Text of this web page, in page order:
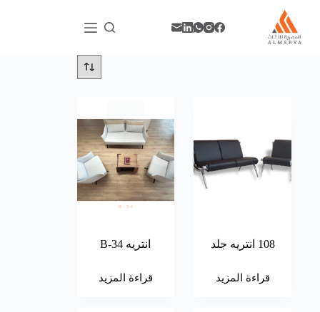
108 انتريه جلد
قراءة المزيد
انتريه B-34
قراءة المزيد